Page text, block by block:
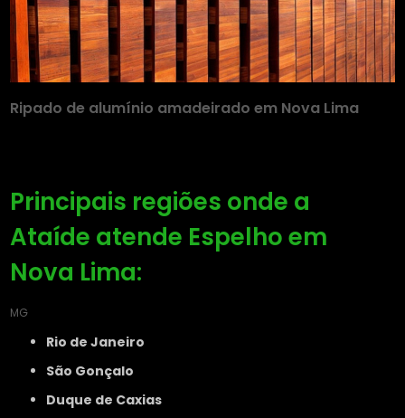
Ripado de alumínio amadeirado em Nova Lima
Principais regiões onde a
Ataíde atende Espelho em
Nova Lima:
MG
Rio de Janeiro
São Gonçalo
Duque de Caxias